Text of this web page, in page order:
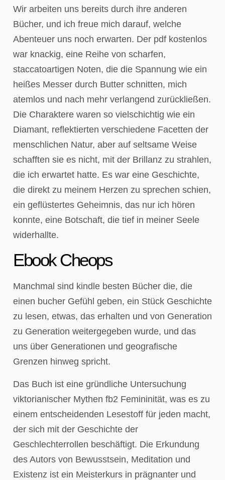
Wir arbeiten uns bereits durch ihre anderen
Bücher, und ich freue mich darauf, welche
Abenteuer uns noch erwarten. Der pdf kostenlos
war knackig, eine Reihe von scharfen,
staccatoartigen Noten, die die Spannung wie ein
heißes Messer durch Butter schnitten, mich
atemlos und nach mehr verlangend zurückließen.
Die Charaktere waren so vielschichtig wie ein
Diamant, reflektierten verschiedene Facetten der
menschlichen Natur, aber auf seltsame Weise
schafften sie es nicht, mit der Brillanz zu strahlen,
die ich erwartet hatte. Es war eine Geschichte,
die direkt zu meinem Herzen zu sprechen schien,
ein geflüstertes Geheimnis, das nur ich hören
konnte, eine Botschaft, die tief in meiner Seele
widerhallte.
Ebook Cheops
Manchmal sind kindle besten Bücher die, die
einen bucher Gefühl geben, ein Stück Geschichte
zu lesen, etwas, das erhalten und von Generation
zu Generation weitergegeben wurde, und das
uns über Generationen und geografische
Grenzen hinweg spricht.
Das Buch ist eine gründliche Untersuchung
viktorianischer Mythen fb2 Femininität, was es zu
einem entscheidenden Lesestoff für jeden macht,
der sich mit der Geschichte der
Geschlechterrollen beschäftigt. Die Erkundung
des Autors von Bewusstsein, Meditation und
Existenz ist ein Meisterkurs in prägnanter und